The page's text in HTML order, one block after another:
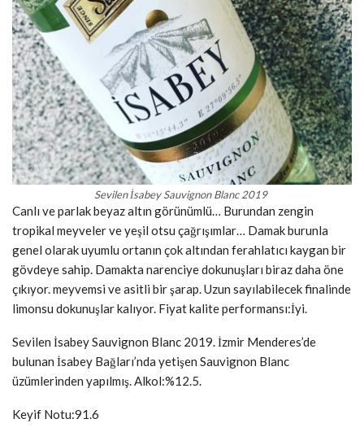
Sevilen İsabey Sauvignon Blanc 2019
Canlı ve parlak beyaz altın görünümlü… Burundan zengin
tropikal meyveler ve yeşil otsu çağrışımlar… Damak burunla
genel olarak uyumlu ortanın çok altından ferahlatıcı kaygan bir
gövdeye sahip. Damakta narenciye dokunuşları biraz daha öne
çıkıyor. meyvemsi ve asitli bir şarap. Uzun sayılabilecek finalinde
limonsu dokunuşlar kalıyor. Fiyat kalite performansı:İyi.
Sevilen İsabey Sauvignon Blanc 2019. İzmir Menderes’de
bulunan İsabey Bağları’nda yetişen Sauvignon Blanc
üzümlerinden yapılmış. Alkol:%12.5.
Keyif Notu:91.6